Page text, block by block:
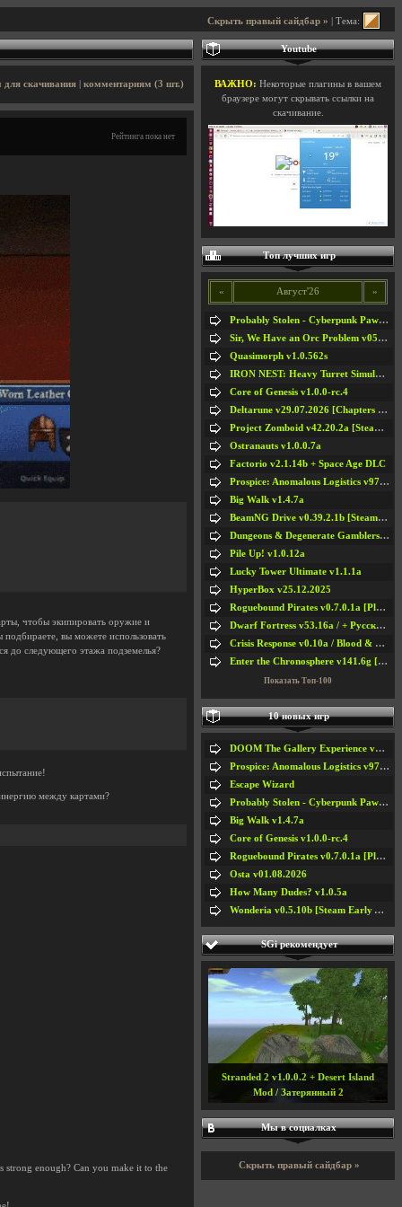
Скрыть правый сайдбар » | Тема:
для скачивания комментариям (3 шт.)
Рейтинга пока нет
чтобы экипировать оружие и
вы можете использовать
до следующего этажа подземелья?
между картами?
enough? Can you make it to the
Youtube
ВАЖНО: Некоторые плагины в вашем
браузере могут скрывать ссылки на
скачивание.
Топ лучших игр
« Август'26 »
Probably Stolen - Cyberpunk Pawnshop Simulator v048c [Playtest]
Sir, We Have an Orc Problem v05.08.2026
Quasimorph v1.0.562s
IRON NEST: Heavy Turret Simulator v1.0a
Core of Genesis v1.0.0-rc.4
Deltarune v29.07.2026 [Chapters 1-5] / + RUS [Chapters 1-5]
Project Zomboid v42.20.2a [Steam Early Access]
Ostranauts v1.0.0.7a
Factorio v2.1.14b + Space Age DLC
Prospice: Anomalous Logistics v97 [Playtest]
Big Walk v1.4.7a
BeamNG Drive v0.39.2.1b [Steam Early Access]
Dungeons & Degenerate Gamblers v2.0.2a
Pile Up! v1.0.12a
Lucky Tower Ultimate v1.1.1a
HyperBox v25.12.2025
Roguebound Pirates v0.7.0.1a [Playtest]
Dwarf Fortress v53.16a / + Русская Версия v50.12a
Crisis Response v0.10a / Blood & Bullet
Enter the Chronosphere v141.6g [Steam Early Access]
Показать Топ-100
10 новых игр
DOOM The Gallery Experience v1.4.2
Prospice: Anomalous Logistics v97 [Playtest]
Escape Wizard
Probably Stolen - Cyberpunk Pawnshop Simulator v048c [Playtest]
Big Walk v1.4.7a
Core of Genesis v1.0.0-rc.4
Roguebound Pirates v0.7.0.1a [Playtest]
Osta v01.08.2026
How Many Dudes? v1.0.5a
Wonderia v0.5.10b [Steam Early Access]
SGi рекомендует
Stranded 2 v1.0.0.2 + Desert Island
Mod / Затерянный 2
Мы в социалках
Скрыть правый сайдбар »